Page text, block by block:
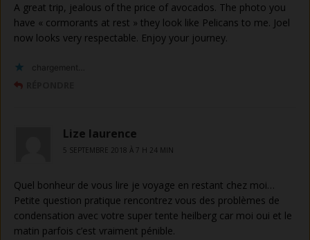
A great trip, jealous of the price of avocados. The photo you
have « cormorants at rest » they look like Pelicans to me. Joel
now looks very respectable. Enjoy your journey.
chargement…
Lize laurence
5 SEPTEMBRE 2018 À 7 H 24 MIN
Quel bonheur de vous lire je voyage en restant chez moi…
Petite question pratique rencontrez vous des problèmes de
condensation avec votre super tente heilberg car moi oui et le
matin parfois c’est vraiment pénible.